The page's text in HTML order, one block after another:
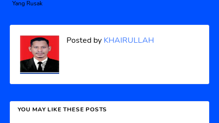
Yang Rusak
Posted by KHAIRULLAH
YOU MAY LIKE THESE POSTS